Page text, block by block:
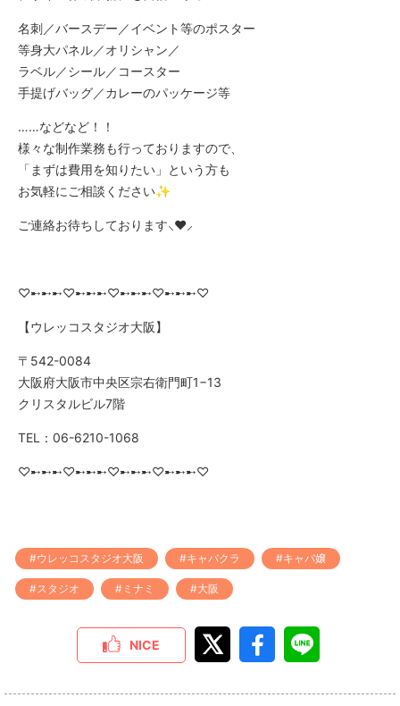
名刺／バースデー／イベント等のポスター
等身大パネル／オリシャン／
ラベル／シール／コースター
手提げバッグ／カレーのパッケージ等
……などなど！！
様々な制作業務も行っておりますので、
「まずは費用を知りたい」という方も
お気軽にご相談ください✨
ご連絡お待ちしております⸜❤︎⸝
♡➸➸➸♡➸➸➸♡➸➸➸♡➸➸➸♡
【ウレッコスタジオ大阪】
〒542-0084
大阪府大阪市中央区宗右衛門町1−13
クリスタルビル7階
TEL：06-6210-1068
♡➸➸➸♡➸➸➸♡➸➸➸♡➸➸➸♡
#ウレッコスタジオ大阪 #キャバクラ #キャバ嬢
#スタジオ #ミナミ #大阪
NICE